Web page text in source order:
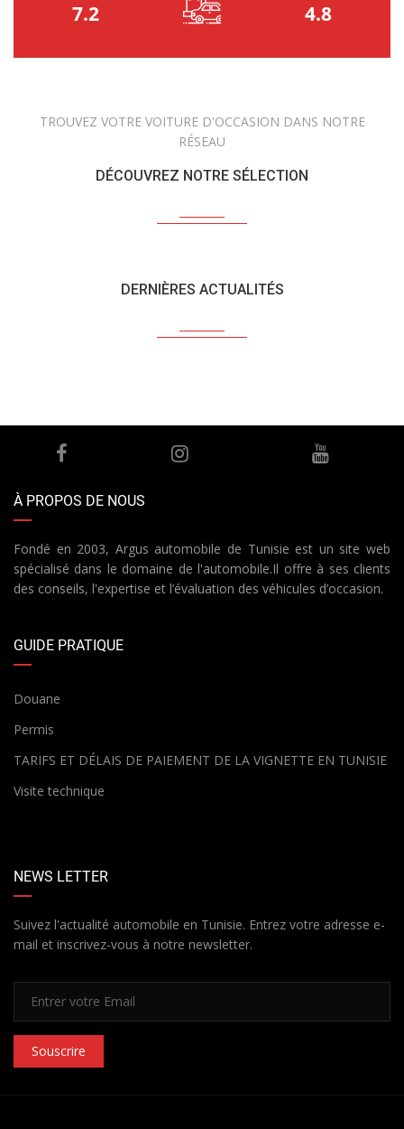
7.2 4.8
TROUVEZ VOTRE VOITURE D'OCCASION DANS NOTRE
RÉSEAU
DÉCOUVREZ NOTRE SÉLECTION
DERNIÈRES ACTUALITÉS
À PROPOS DE NOUS
Fondé en 2003, Argus automobile de Tunisie est un site web
spécialisé dans le domaine de l'automobile.Il offre à ses clients
des conseils, l'expertise et l’évaluation des véhicules d’occasion.
GUIDE PRATIQUE
Douane
Permis
TARIFS ET DÉLAIS DE PAIEMENT DE LA VIGNETTE EN TUNISIE
Visite technique
NEWS LETTER
Suivez l'actualité automobile en Tunisie. Entrez votre adresse e-
mail et inscrivez-vous à notre newsletter.
Souscrire